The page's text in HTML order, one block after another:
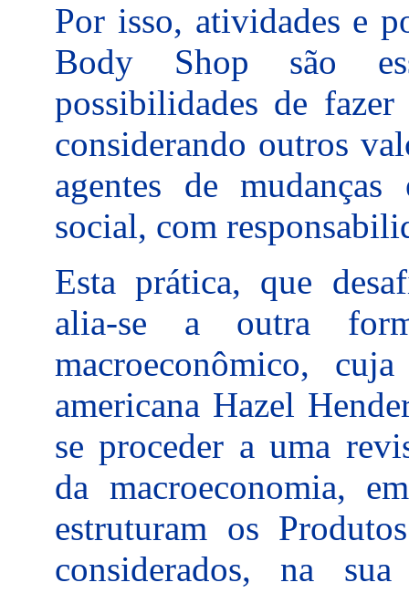
Por isso, atividades e
Body Shop são
possibilidades de
considerando outros
agentes de
social, com
Esta prática, que
alia-se a outra
macroeconômico,
americana Hazel
se proceder a uma
da macroeconomia,
estruturam os
considerados, na